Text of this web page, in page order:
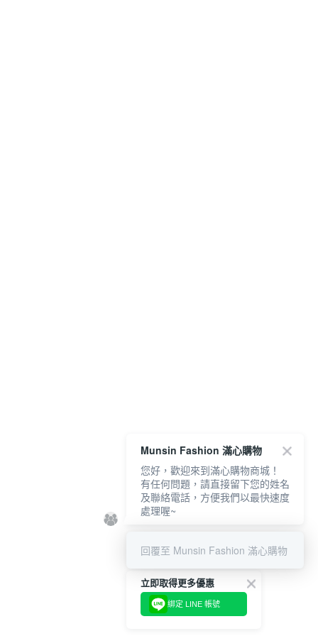
立即取得更多優惠
綁定 LINE 帳號
Munsin Fashion 滿心購物
您好，歡迎來到滿心購物商城！
有任何問題，請直接留下您的姓名
及聯絡電話，方便我們以最快速度
處理喔~
回覆至 Munsin Fashion 滿心購物